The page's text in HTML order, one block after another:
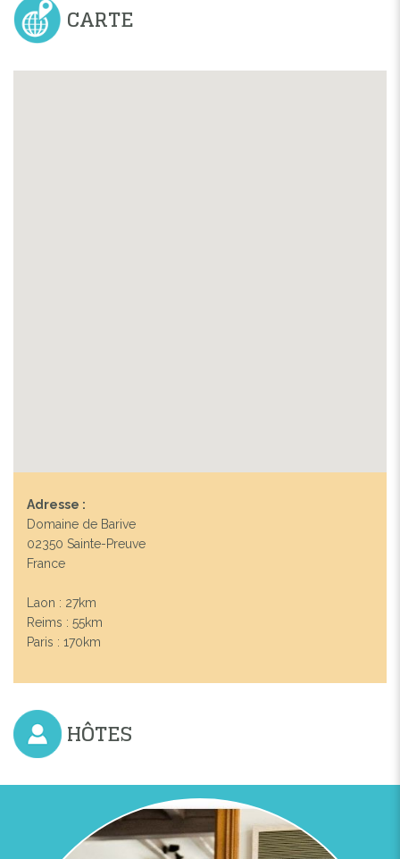
CARTE
Adresse :
Domaine de Barive
02350 Sainte-Preuve
France
Laon : 27km
Reims : 55km
Paris : 170km
HÔTES